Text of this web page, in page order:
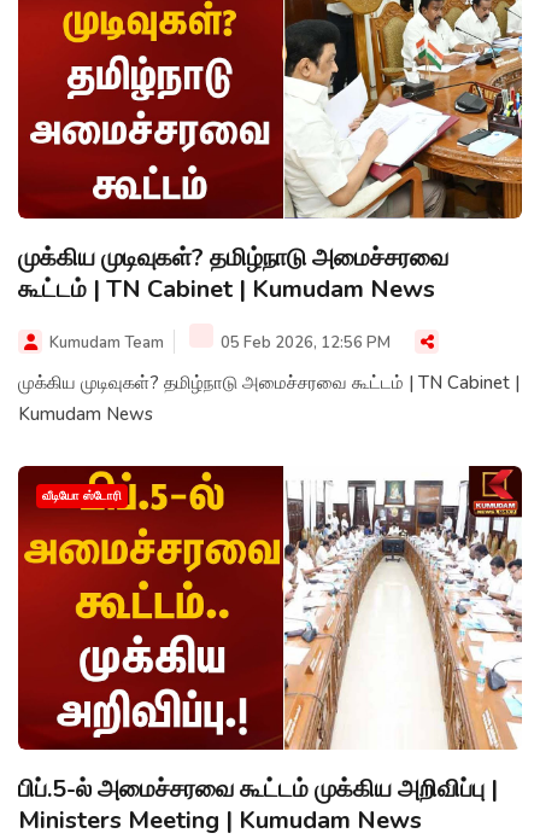
முக்கிய முடிவுகள்? தமிழ்நாடு அமைச்சரவை
கூட்டம் | TN Cabinet | Kumudam News
Kumudam Team 05 Feb 2026, 12:56 PM
முக்கிய முடிவுகள்? தமிழ்நாடு அமைச்சரவை கூட்டம் | TN Cabinet |
Kumudam News
வீடியோ ஸ்டோரி
பிப்.5-ல் அமைச்சரவை கூட்டம் முக்கிய அறிவிப்பு |
Ministers Meeting | Kumudam News